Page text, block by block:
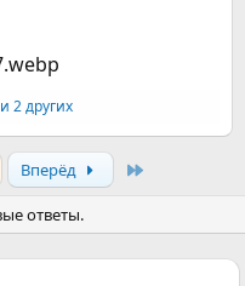
и 2 других
Вперёд
ответы.